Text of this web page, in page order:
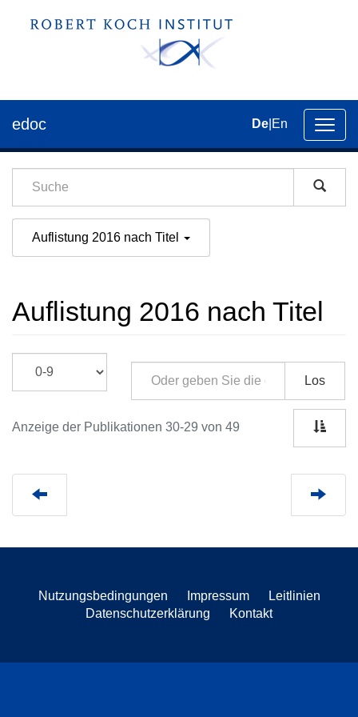
der
edoc De En
Auflistung 2016 nach Titel
Auflistung 2016 nach Titel
Los
Anzeige der Publikationen 30-29 von 49
Nutzungsbedingungen Impressum
Leitlinien
Datenschutzerklärung
Kontakt